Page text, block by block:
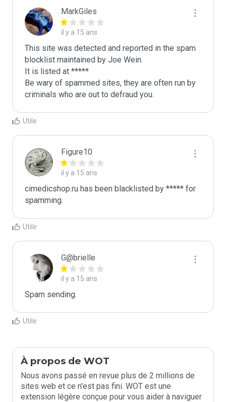
MarkGiles
il y a 15 ans
This site was detected and reported in the spam
blocklist maintained by Joe Wein.
It is listed at *****
Be wary of spammed sites, they are often run by
criminals who are out to defraud you.
Utile
Figure10
il y a 15 ans
cimedicshop.ru has been blacklisted by ***** for
spamming.
Utile
G@brielle
il y a 15 ans
Spam sending.
Utile
À propos de WOT
Nous avons passé en revue plus de 2 millions de
sites web et ce n'est pas fini. WOT est une
extension légère conçue pour vous aider à naviguer